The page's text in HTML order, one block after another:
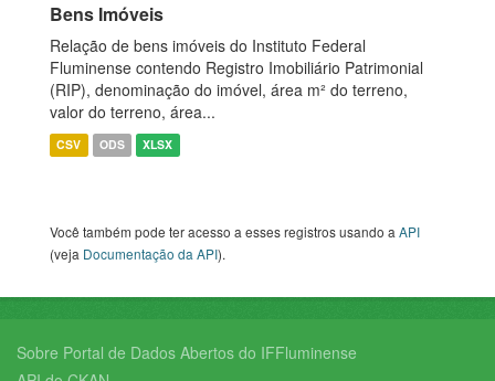
Bens Imóveis
Relação de bens imóveis do Instituto Federal
Fluminense contendo Registro Imobiliário Patrimonial
(RIP), denominação do imóvel, área m² do terreno,
valor do terreno, área...
CSV ODS XLSX
Você também pode ter acesso a esses registros usando aAPI
(veja Documentação da API).
Sobre Portal de Dados Abertos do IFFluminense